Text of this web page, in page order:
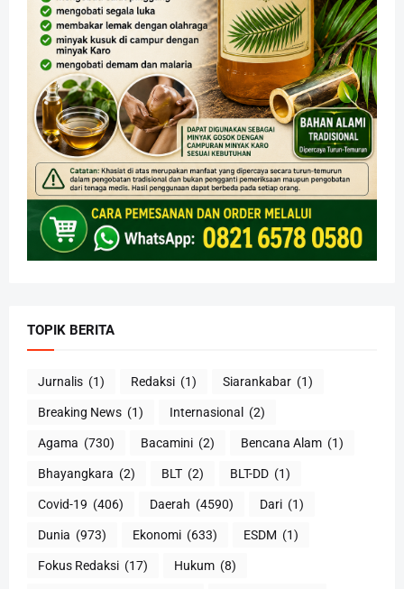
TOPIK BERITA
Jurnalis (1) Redaksi (1) Siarankabar (1)
Breaking News (1) Internasional (2)
Agama (730) Bacamini (2) Bencana Alam (1)
Bhayangkara (2) BLT (2) BLT-DD (1)
Covid-19 (406) Daerah (4590) Dari (1)
Dunia (973) Ekonomi (633) ESDM (1)
Fokus Redaksi (17) Hukum (8)